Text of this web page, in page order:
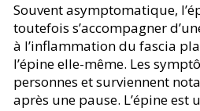
Souvent asymptomatique,
toutefois s’accompagner
à l’inflammation du fascia
l’épine elle-même. Les
personnes et surviennent
après une pause. L’épine